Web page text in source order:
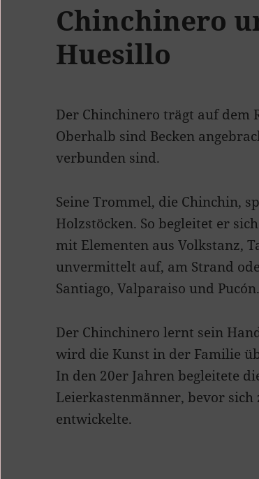
Chinchinero
Huesillo
Der Chinchinero trägt auf dem
Oberhalb sind Becken
verbunden sind.
Seine Trommel, die Chinchin,
Holzstöcken. So begleitet er
mit Elementen aus Volkstanz,
unvermittelt auf, am Strand
Santiago, Valparaiso und Pucón.
Der Chinchinero lernt sein
wird die Kunst in der Familie
In den 20er Jahren begleitete
Leierkastenmänner, bevor sich
entwickelte.